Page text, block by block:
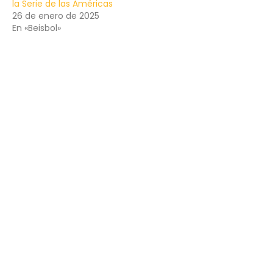
la Serie de las Américas
26 de enero de 2025
En «Beisbol»